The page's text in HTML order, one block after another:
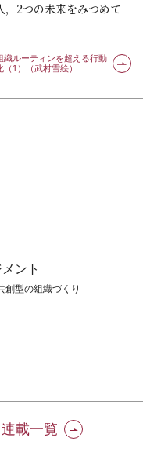
2つの未来をみつめて
織ルーティンを超える行動
（1）（武村雪絵）
ント
創型の組織づくり
連載一覧